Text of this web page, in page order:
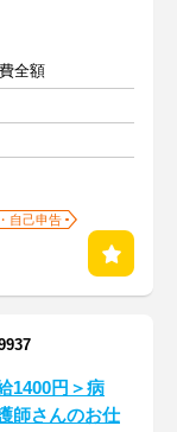
全額
自己申告
1400円＞病
師さんのお仕